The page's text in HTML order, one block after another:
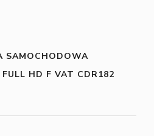
SAMOCHODOWA
FULL HD F VAT CDR182